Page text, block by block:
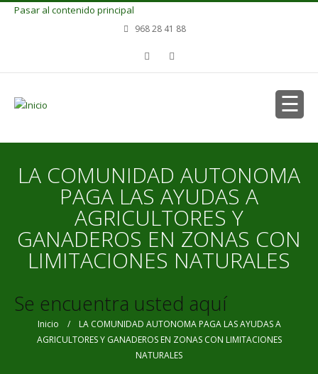
Pasar al contenido principal
968 28 41 88
LA COMUNIDAD AUTONOMA
PAGA LAS AYUDAS A
AGRICULTORES Y
GANADEROS EN ZONAS CON
LIMITACIONES NATURALES
Se encuentra usted aquí
Inicio / LA COMUNIDAD AUTONOMA PAGA LAS AYUDAS A
AGRICULTORES Y GANADEROS EN ZONAS CON LIMITACIONES
NATURALES